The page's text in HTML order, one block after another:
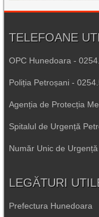
TELEFOANE
OPC Hunedoara -
Poliția Petroșani -
Agenția de Protecția
Spitalul de Urgență
Număr Unic de
LEGĂTURI
Prefectura Hunedoara